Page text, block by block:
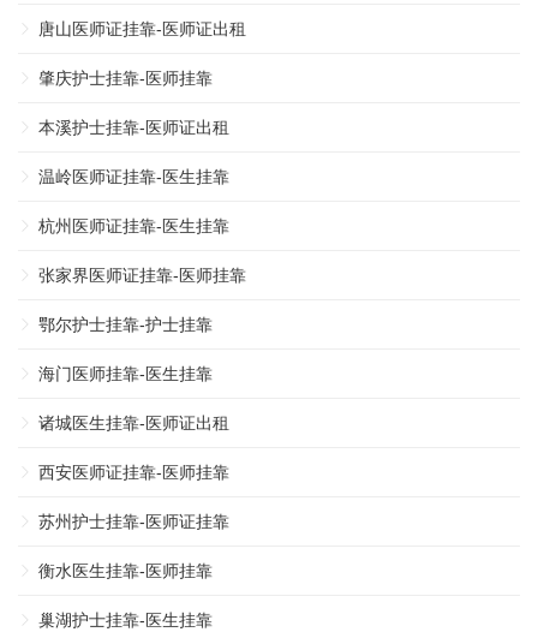
唐山医师证挂靠-医师证出租
肇庆护士挂靠-医师挂靠
本溪护士挂靠-医师证出租
温岭医师证挂靠-医生挂靠
杭州医师证挂靠-医生挂靠
张家界医师证挂靠-医师挂靠
鄂尔护士挂靠-护士挂靠
海门医师挂靠-医生挂靠
诸城医生挂靠-医师证出租
西安医师证挂靠-医师挂靠
苏州护士挂靠-医师证挂靠
衡水医生挂靠-医师挂靠
巢湖护士挂靠-医生挂靠